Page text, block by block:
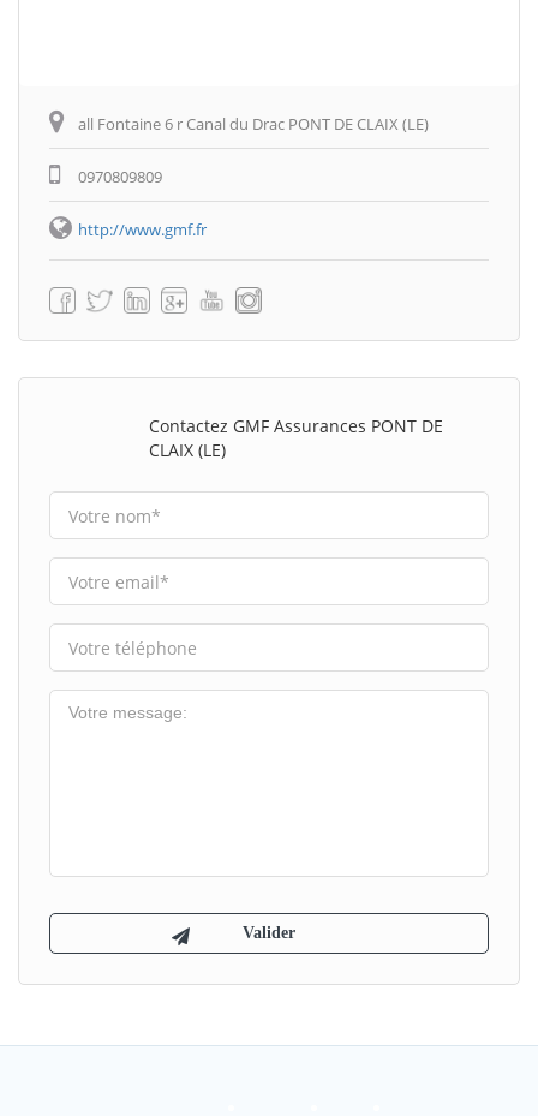
all Fontaine 6 r Canal du Drac PONT DE CLAIX (LE)
0970809809
http://www.gmf.fr
Contactez GMF Assurances PONT DE
CLAIX (LE)